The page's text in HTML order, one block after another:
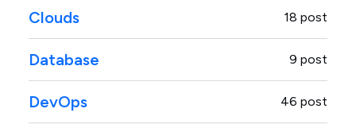
Clouds 18 post
Database 9 post
DevOps 46 post